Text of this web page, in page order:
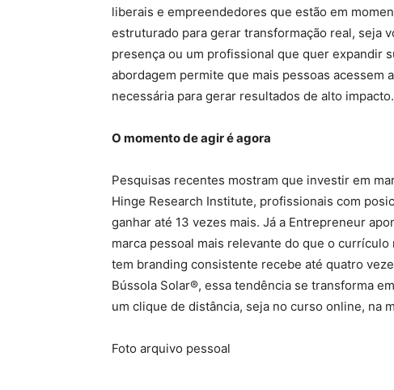
liberais e empreendedores que estão em
estruturado para gerar transformação real, seja
presença ou um profissional que quer expandir
abordagem permite que mais pessoas acessem
necessária para gerar resultados de alto impacto.
O momento de agir é agora
Pesquisas recentes mostram que investir em
Hinge Research Institute, profissionais com
ganhar até 13 vezes mais. Já a Entrepreneur
marca pessoal mais relevante do que o
tem branding consistente recebe até quatro
Bússola Solar®, essa tendência se transforma
um clique de distância, seja no curso online, na
Foto arquivo pessoal